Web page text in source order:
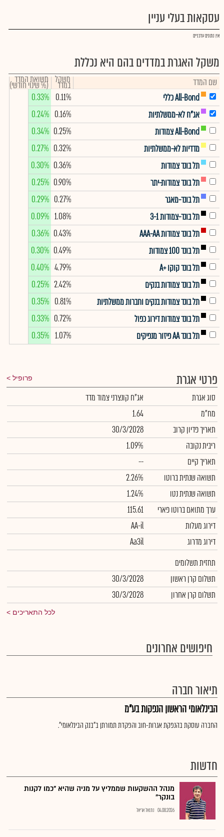
עסקאות בעלי עניין
אין נתונים עדכניים
משקל האגרת במדדים בהם היא נכללת
שם המדד משקל
במדד תשואת המדד
(% שינוי חודשי)
All-Bond כללי
0.11%
0.33%
אג"ח לא-ממשלתיות
0.16%
0.24%
All-Bond צמודות
0.25%
0.34%
מדדיות לא-ממשלתיות
0.32%
0.27%
תל בונד צמודות
0.36%
0.30%
תל בונד צמודות-יתר
0.90%
0.25%
תל בונד-מאגר
0.27%
0.29%
תל בונד-צמודות 3-1
1.08%
0.09%
תל בונד צמודות AAA-AA
0.43%
0.36%
תל בונד 100 צמודות
0.49%
0.30%
תל בונד קוקו +A
4.79%
0.40%
תל בונד צמודות בנקים
2.42%
0.25%
תל בונד צמודות בנקים וחברות ממשלתיות
0.81%
0.35%
תל בונד צמודות דירוג כפול
0.72%
0.33%
תל בונד AA פיזור מנפיקים
1.07%
0.35%
פרטי אגרת פרופיל
סוג אגרת
אג"ח קונצרני צמוד מדד
מח"מ
1.64
תאריך פדיון קרוב
30/3/2028
ריבית נקובה
1.09%
תאריך קיים
--
תשואה שנתית ברוטו
2.26%
תשואה שנתית נטו
1.24%
ערך מתואם ברוטו פארי
115.61
דירוג מעלות
AA-il
דירוג מדרוג
Aa3il
תחזית תשלומים
תשלום קרן ראשון
30/3/2028
תשלום קרן אחרון
30/3/2028
לכל התאריכים
חיפושים אחרונים
תיאור חברה
הבינלאומי הראשון הנפקות בע"מ
החברה עוסקת בהנפקת אגרות-חוב והפקדת תמורתן ב"בנק הבינלאומי".
חדשות
מנהל ההשקעות שממליץ על מניה שהיא "כמו לקנות
בונקר"
04.08.2026 נתנאל אריאל